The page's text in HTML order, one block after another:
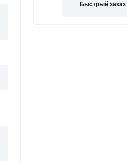
Быстрый заказ